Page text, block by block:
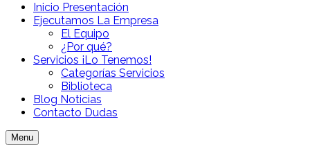
Inicio Presentación
Ejecutamos La Empresa
El Equipo
¿Por qué?
Servicios ¡Lo Tenemos!
Categorías Servicios
Biblioteca
Blog Noticias
Contacto Dudas
Menu